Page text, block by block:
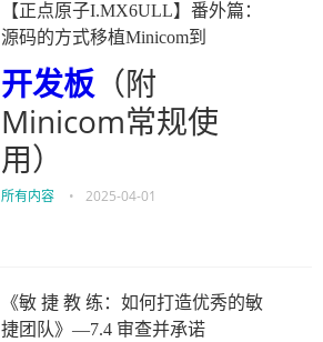
【正点原子I.MX6ULL】番外篇：
源码的方式移植Minicom到
开发板（附
Minicom常规使
用）
所有内容 • 2025-04-01
《敏 捷 教 练：如何打造优秀的敏
捷团队》—7.4 审查并承诺